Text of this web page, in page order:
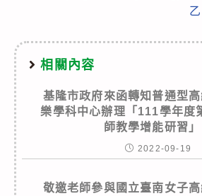
相關內容
基隆市政府來函轉知普通型
樂學科中心辦理「111學年度
師教學增能研習」
2022-09-19
敬邀老師參與國立臺南女子